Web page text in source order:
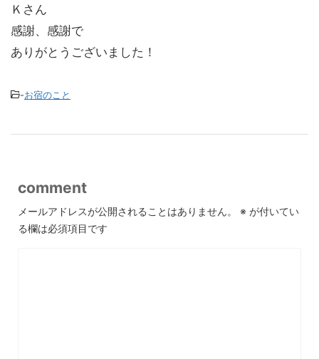
Ｋさん
感謝、感謝で
ありがとうございました！
-お宿のこと
comment
メールアドレスが公開されることはありません。 ※ が付いてい
る欄は必須項目です